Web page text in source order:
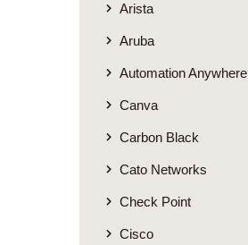
Arista
Aruba
Automation Anywhere
Canva
Carbon Black
Cato Networks
Check Point
Cisco